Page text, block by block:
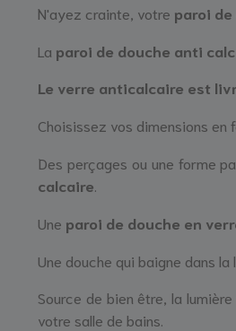
N'ayez crainte, votre paroi
La paroi de douche anti
Le verre anticalcaire est
Choisissez vos dimensions
Des perçages ou une forme
calcaire
Une paroi de douche en
Une douche qui baigne dans
Source de bien être, la
votre salle de bains.